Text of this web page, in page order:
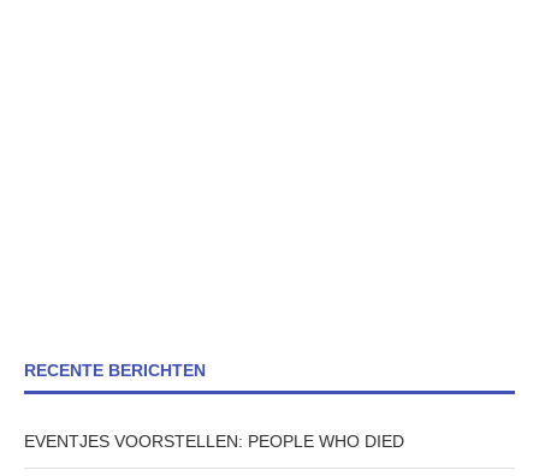
RECENTE BERICHTEN
EVENTJES VOORSTELLEN: PEOPLE WHO DIED